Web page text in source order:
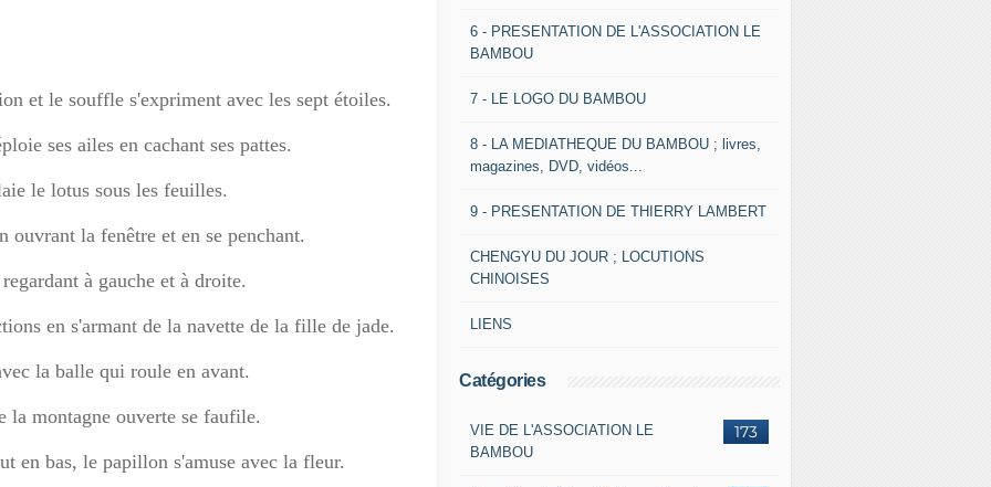
et le souffle s'expriment avec les sept étoiles.
ses ailes en cachant ses pattes.
le lotus sous les feuilles.
ouvrant la fenêtre et en se penchant.
à gauche et à droite.
en s'armant de la navette de la fille de jade.
la balle qui roule en avant.
la montagne ouverte se faufile.
en bas, le papillon s'amuse avec la fleur.
6 - PRESENTATION DE L'ASSOCIATION LE
BAMBOU
7 - LE LOGO DU BAMBOU
8 - LA MEDIATHEQUE DU BAMBOU ; livres,
magazines, DVD, vidéos...
9 - PRESENTATION DE THIERRY LAMBERT
CHENGYU DU JOUR ; LOCUTIONS
CHINOISES
LIENS
Catégories
173
VIE DE L'ASSOCIATION LE
BAMBOU